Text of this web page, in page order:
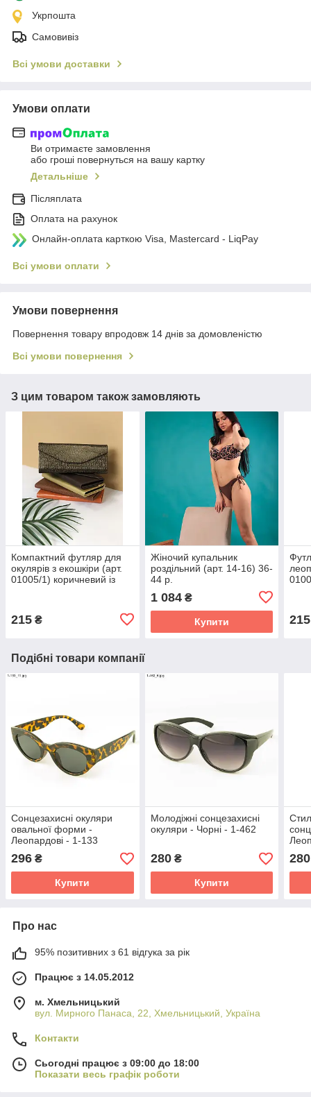
Укрпошта
Самовивіз
Всі умови доставки
Умови оплати
Ви отримаєте замовлення
або гроші повернуться на вашу картку
Детальніше
Післяплата
Оплата на рахунок
Онлайн-оплата карткою Visa, Mastercard - LiqPay
Всі умови оплати
Умови повернення
Повернення товару впродовж 14 днів за домовленістю
Всі умови повернення
З цим товаром також замовляють
Компактний футляр для
окулярів з екошкіри (арт.
01005/1) коричневий із
215 ₴
Жіночий купальник
роздільний (арт. 14-16) 36-
44 р.
1 084₴
Купити 215
Подібні товари компанії
Сонцезахисні окуляри
овальної форми -
Леопардові - 1-133
296 ₴
Купити
Молодіжні сонцезахисні
окуляри - Чорні - 1-462
280₴
Купити
280
Про нас
95% позитивних з 61 відгука за рік
Працює з 14.05.2012
м. Хмельницький
вул. Мирного Панаса, 22, Хмельницький, Україна
Контакти
Сьогодні працює з 09:00 до 18:00
Показати весь графік роботи